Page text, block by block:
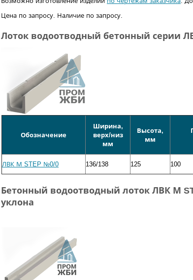
Цена по запросу. Наличие по запросу.
Лоток водоотводный бетонный серии
Обозначение
Ширина,
верх/низ
мм
Высота,
мм
ЛВК М STEP №0/0 136/138 125 100
Бетонный водоотводный лоток ЛВК М
уклона